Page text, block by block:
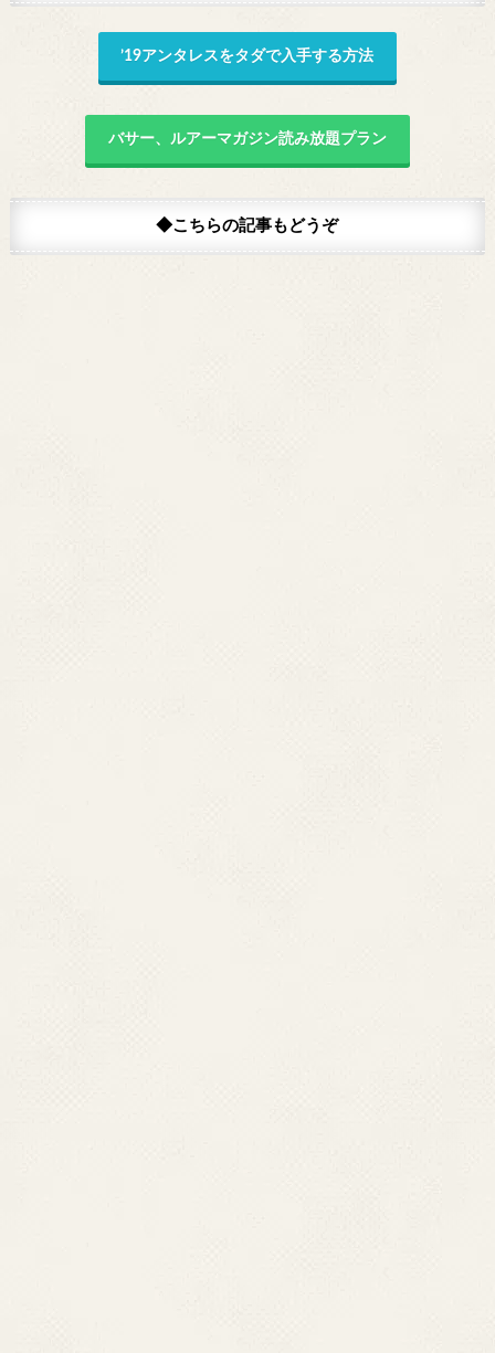
’19アンタレスをタダで入手する方法
バサー、ルアーマガジン読み放題プラン
◆こちらの記事もどうぞ